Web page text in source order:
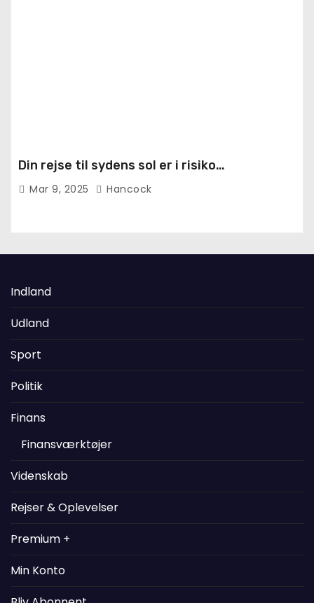
Din rejse til sydens sol er i risiko…
Mar 9, 2025 Hancock
Indland
Udland
Sport
Politik
Finans
Finansværktøjer
Videnskab
Rejser & Oplevelser
Premium +
Min Konto